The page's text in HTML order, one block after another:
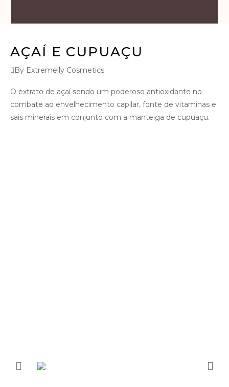
AÇAÍ E CUPUAÇU
By Extremelly Cosmetics
O extrato de açaí sendo um poderoso antioxidante no
combate ao envelhecimento capilar, fonte de vitaminas e
sais minerais em conjunto com a manteiga de cupuaçu.